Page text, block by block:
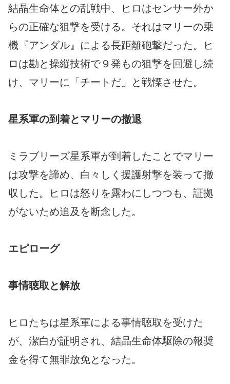
結晶生命体との乱戦中、ヒロはセンサー外か
らの正確な狙撃を受ける。それはマリーの乗
機『アンダル』による長距離砲撃だった。ヒ
ロは勘と操縦技術で９発もの狙撃を回避し続
け、マリーに「チートだ」と戦慄させた。
星系軍の到着とマリーの撤退
ミラブリーズ星系軍が到着したことでマリー
は攻撃を諦め、白々しく援護射撃を装って撤
収した。ヒロは怒りを露わにしつつも、証拠
がないため追及を断念した。
エピローグ
事情聴取と解放
ヒロたちは星系軍による事情聴取を受けた
が、潔白が証明され、結晶生命体駆除の報奨
金を得て無罪放免となった。